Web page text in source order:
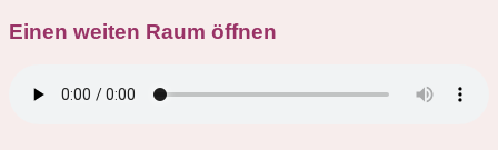
Einen weiten Raum öffnen